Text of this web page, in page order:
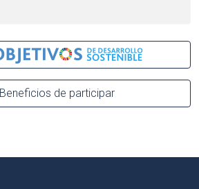
Beneficios de participar